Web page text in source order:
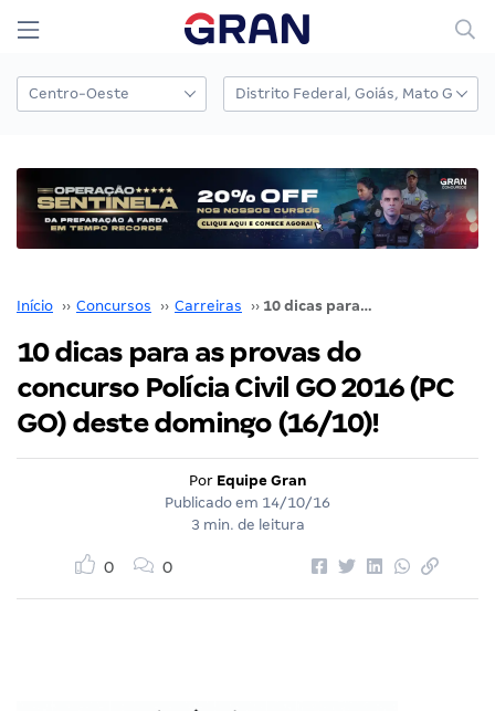
Início ›› Concursos ›› Carreiras ›› 10 dicas para as provas do concurso Polícia Civil GO 2016 (PC GO) deste domingo (16/10)!
10 dicas para as provas do
concurso Polícia Civil GO 2016 (PC
GO) deste domingo (16/10)!
Por Equipe Gran
Publicado em 14/10/16
3 min. de leitura
0 0